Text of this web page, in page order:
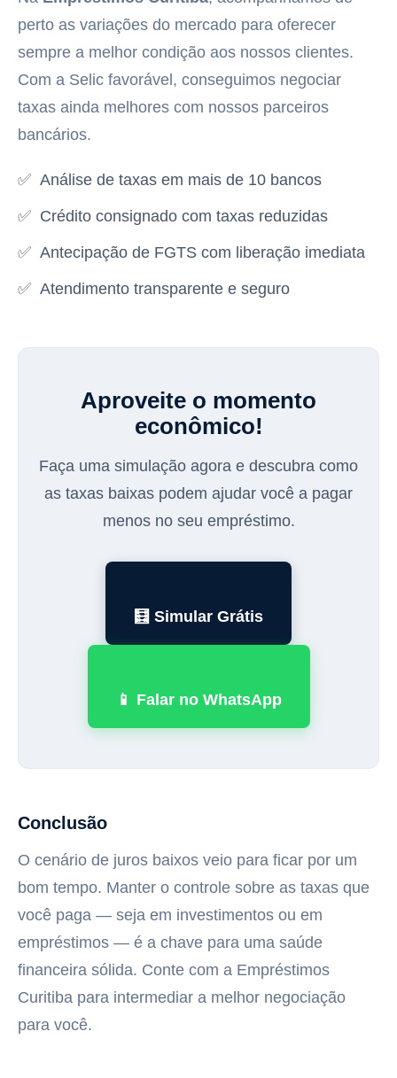
perto as variações do mercado para oferecer
sempre a melhor condição aos nossos clientes.
Com a Selic favorável, conseguimos negociar
taxas ainda melhores com nossos parceiros
bancários.
✅ Análise de taxas em mais de 10 bancos
✅ Crédito consignado com taxas reduzidas
✅ Antecipação de FGTS com liberação imediata
✅ Atendimento transparente e seguro
Aproveite o momento
econômico!
Faça uma simulação agora e descubra como
as taxas baixas podem ajudar você a pagar
menos no seu empréstimo.
🧮 Simular Grátis
📱 Falar no WhatsApp
Conclusão
O cenário de juros baixos veio para ficar por um
bom tempo. Manter o controle sobre as taxas que
você paga — seja em investimentos ou em
empréstimos — é a chave para uma saúde
financeira sólida. Conte com a Empréstimos
Curitiba para intermediar a melhor negociação
para você.